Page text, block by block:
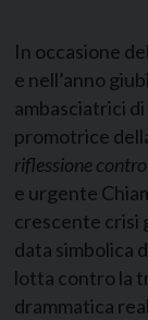
In occasione
e nell’anno
ambasciatrici
promotrice
riflessione
e urgente
crescente crisi
data simbolica
lotta contro la
drammatica